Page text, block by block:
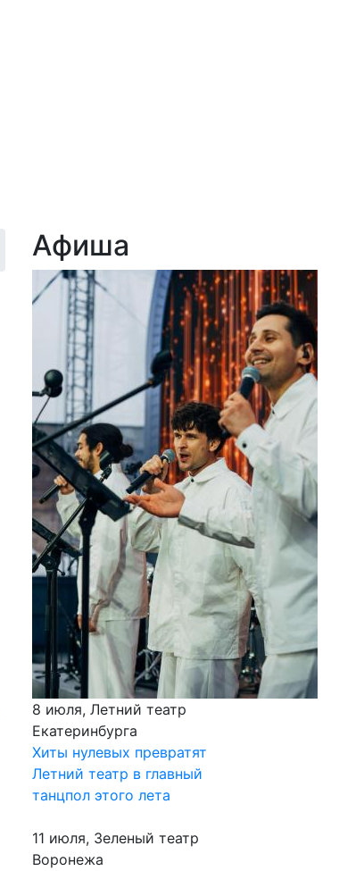
Афиша
8 июля, Летний театр
Екатеринбурга
Хиты нулевых превратят
Летний театр в главный
танцпол этого лета
11 июля, Зеленый театр
Воронежа